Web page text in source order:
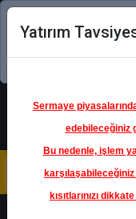
Şimdi
Yatırım
Sermaye
edebileceğiniz
Bu nedenle, işlem
kısıtlarınızı